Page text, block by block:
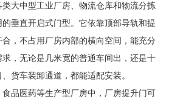
大中型工业厂房、物流仓库和物流分拣
垂直开启式门型。它依靠顶部导轨和提
，不占用厂房内部的横向空间，能充分
，无论是几米宽的普通车间出，还是十
货车装卸通道，都能适配安装。
品医药等生产型厂房中，厂房提升门可